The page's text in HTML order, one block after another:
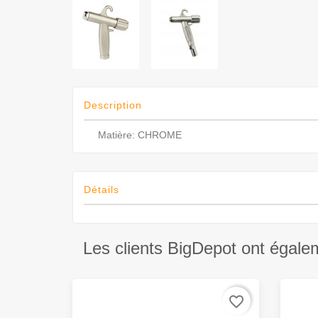
Description
Matière: CHROME
Détails
Les clients BigDepot ont
favorite_border